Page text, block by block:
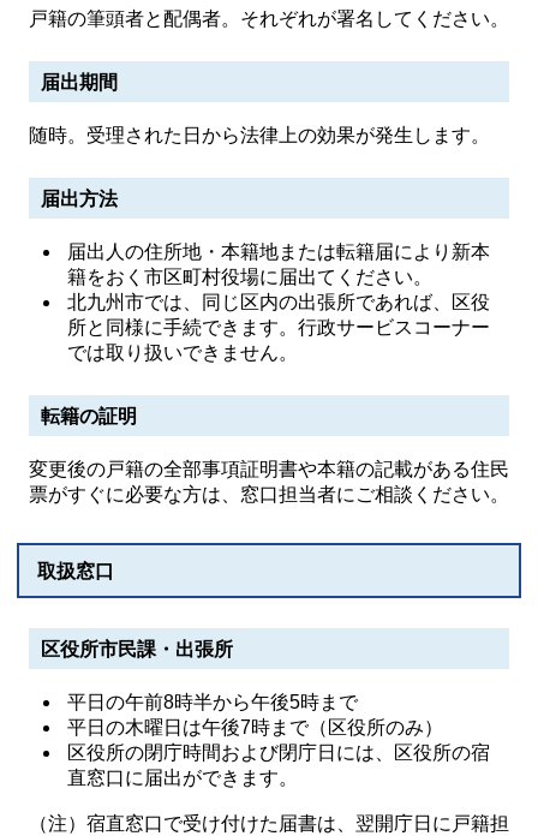
戸籍の筆頭者と配偶者。それぞれが署名してください。
届出期間
随時。受理された日から法律上の効果が発生します。
届出方法
届出人の住所地・本籍地または転籍届により新本
籍をおく市区町村役場に届出てください。
北九州市では、同じ区内の出張所であれば、区役
所と同様に手続できます。行政サービスコーナー
では取り扱いできません。
転籍の証明
変更後の戸籍の全部事項証明書や本籍の記載がある住民
票がすぐに必要な方は、窓口担当者にご相談ください。
取扱窓口
区役所市民課・出張所
平日の午前8時半から午後5時まで
平日の木曜日は午後7時まで（区役所のみ）
区役所の閉庁時間および閉庁日には、区役所の宿
直窓口に届出ができます。
（注）宿直窓口で受け付けた届書は、翌開庁日に戸籍担